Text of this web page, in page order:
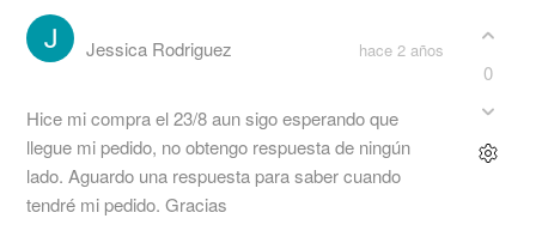
Jessica Rodriguez hace 2 años
Hice mi compra el 23/8 aun sigo esperando que
llegue mi pedido, no obtengo respuesta de ningún
lado. Aguardo una respuesta para saber cuando
tendré mi pedido. Gracias
0